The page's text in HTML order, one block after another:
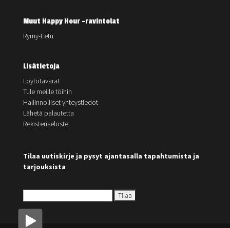
Muut Happy Hour -ravintolat
Rymy-Eetu
Lisätietoja
Löytötavarat
Tule meille töihin
Hallinnolliset yhteystiedot
Lähetä palautetta
Rekisteriseloste
Tilaa uutiskirje ja pysyt ajantasalla tapahtumista ja
tarjouksista